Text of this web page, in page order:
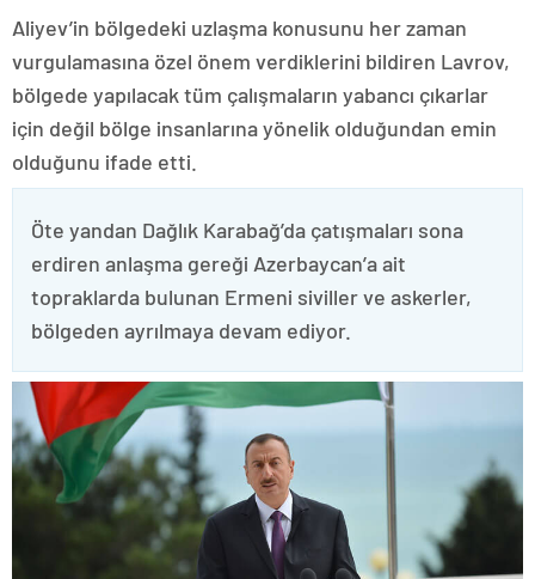
Aliyev’in bölgedeki uzlaşma konusunu her zaman
vurgulamasına özel önem verdiklerini bildiren Lavrov,
bölgede yapılacak tüm çalışmaların yabancı çıkarlar
için değil bölge insanlarına yönelik olduğundan emin
olduğunu ifade etti.
Öte yandan Dağlık Karabağ’da çatışmaları sona
erdiren anlaşma gereği Azerbaycan’a ait
topraklarda bulunan Ermeni siviller ve askerler,
bölgeden ayrılmaya devam ediyor.